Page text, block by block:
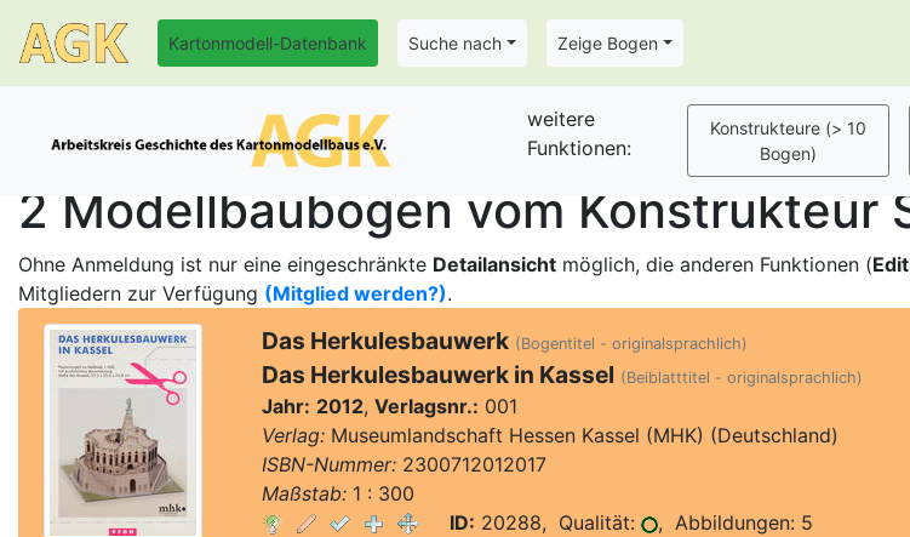
Kartonmodell-Datenbank Suche nach Zeige Bogen
weitere
Funktionen:
2 Modellbaubogen vom Konstrukteur
Ohne Anmeldung ist nur eine eingeschränkte Detailansicht möglich, die anderen Funktionen (Edit
Mitgliedern zur Verfügung (Mitglied werden?).
Das Herkulesbauwerk (Bogentitel - originalsprachlich)
Das Herkulesbauwerk in Kassel (Beiblatttitel - originalsprachlich)
Jahr: 2012, Verlagsnr.: 001
Verlag:Museumlandschaft Hessen Kassel (MHK) (Deutschland)
ISBN-Nummer:2300712012017
Maßstab:1 : 300
ID: 20288, Qualität: , Abbildungen: 5